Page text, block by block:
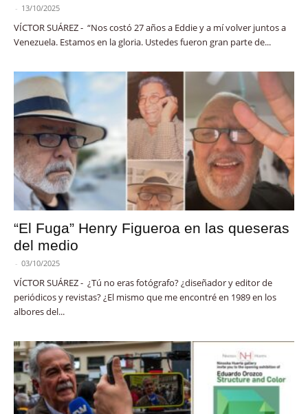
- 13/10/2025
VÍCTOR SUÁREZ - “Nos costó 27 años a Eddie y a mí volver juntos a
Venezuela. Estamos en la gloria. Ustedes fueron gran parte de...
“El Fuga” Henry Figueroa en las queseras
del medio
- 03/10/2025
VÍCTOR SUÁREZ - ¿Tú no eras fotógrafo? ¿diseñador y editor de
periódicos y revistas? ¿El mismo que me encontré en 1989 en los
albores del...